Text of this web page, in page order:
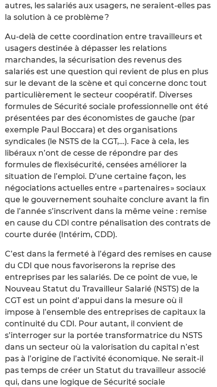
autres, les salariés aux usagers, ne seraient-elles pas
la solution à ce problème ?
Au-delà de cette coordination entre travailleurs et
usagers destinée à dépasser les relations
marchandes, la sécurisation des revenus des
salariés est une question qui revient de plus en plus
sur le devant de la scène et qui concerne donc tout
particulièrement le secteur coopératif. Diverses
formules de Sécurité sociale professionnelle ont été
présentées par des économistes de gauche (par
exemple Paul Boccara) et des organisations
syndicales (le NSTS de la CGT,…). Face à cela, les
libéraux n’ont de cesse de répondre par des
formules de flexisécurité, censées améliorer la
situation de l’emploi. D’une certaine façon, les
négociations actuelles entre « partenaires » sociaux
que le gouvernement souhaite conclure avant la fin
de l’année s’inscrivent dans la même veine : remise
en cause du CDI contre pénalisation des contrats de
courte durée (Intérim, CDD).
C’est dans la fermeté à l’égard des remises en cause
du CDI que nous favoriserons la reprise des
entreprises par les salariés. De ce point de vue, le
Nouveau Statut du Travailleur Salarié (NSTS) de la
CGT est un point d’appui dans la mesure où il
impose à l’ensemble des entreprises de capitaux la
continuité du CDI. Pour autant, il convient de
s’interroger sur la portée transformatrice du NSTS
dans un secteur où la valorisation du capital n’est
pas à l’origine de l’activité économique. Ne serait-il
pas temps de créer un Statut du travailleur associé
qui, dans une logique de Sécurité sociale